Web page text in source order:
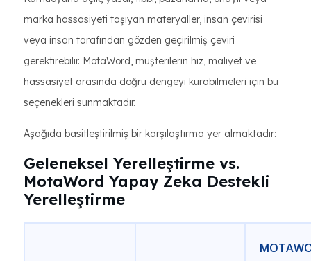
marka hassasiyeti taşıyan materyaller, insan çevirisi
veya insan tarafından gözden geçirilmiş çeviri
gerektirebilir. MotaWord, müşterilerin hız, maliyet ve
hassasiyet arasında doğru dengeyi kurabilmeleri için bu
seçenekleri sunmaktadır.
Aşağıda basitleştirilmiş bir karşılaştırma yer almaktadır:
Geleneksel Yerelleştirme vs.
MotaWord Yapay Zeka Destekli
Yerelleştirme